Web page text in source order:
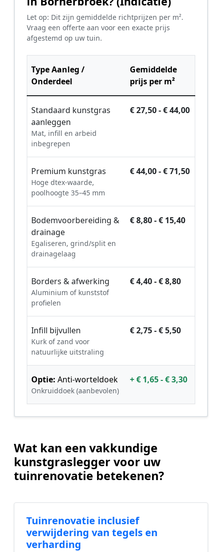
Let op: Dit zijn gemiddelde richtprijzen per m².
Vraag een offerte aan voor een exacte prijs
afgestemd op uw tuin.
Type Aanleg /
Onderdeel
Gemiddelde
prijs per m²
Standaard kunstgras
aanleggen
Mat, infill en arbeid
inbegrepen
€ 27,50 - € 44,00
Premium kunstgras
Hoge dtex-waarde,
poolhoogte 35–45 mm
€ 44,00 - € 71,50
Bodemvoorbereiding &
drainage
Egaliseren, grind/split en
drainagelaag
€ 8,80 - € 15,40
Borders & afwerking
Aluminium of kunststof
profielen
€ 4,40 - € 8,80
Infill bijvullen
Kurk of zand voor
natuurlijke uitstraling
€ 2,75 - € 5,50
Optie: Anti-worteldoek
Onkruiddoek (aanbevolen)
+ € 1,65 - € 3,30
Wat kan een vakkundige
kunstgraslegger voor uw
tuinrenovatie betekenen?
Tuinrenovatie inclusief
verwijdering van tegels en
verharding